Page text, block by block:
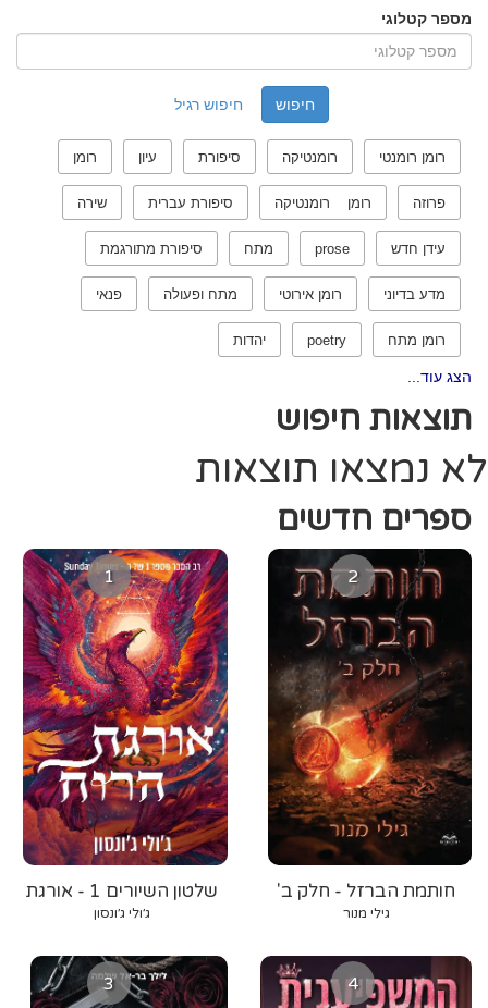
מספר קטלוגי
חיפוש רגיל
רומן רומנטי רומנטיקה סיפורת עיון רומן
פרוזה רומן רומנטיקה סיפורת עברית שירה
עידן חדש prose מתח סיפורת מתורגמת
מדע בדיוני רומן אירוטי מתח ופעולה פנאי
רומן מתח poetry יהדות
הצג עוד...
תוצאות חיפוש
לא נמצאו תוצאות
ספרים חדשים
1
שלטון השיורים 1 - אורגת
הרוח
ג׳ולי ג׳ונסון
2
חותמת הברזל - חלק ב'
גילי מנור
3 4